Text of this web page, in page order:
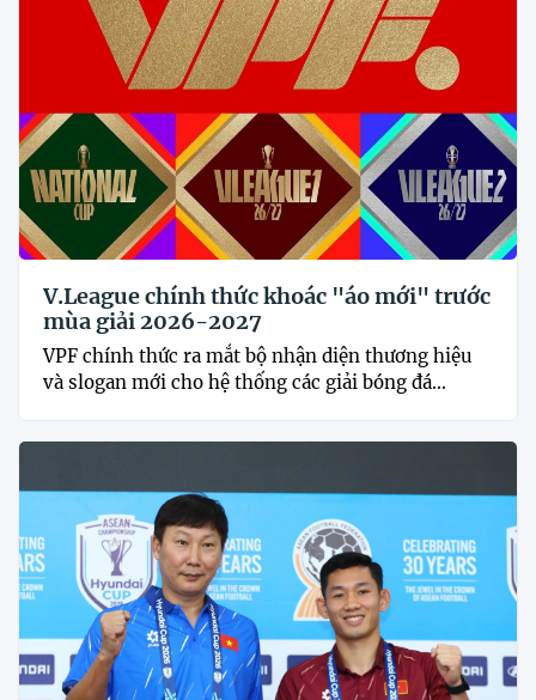
V.League chính thức khoác "áo mới" trước
mùa giải 2026-2027
VPF chính thức ra mắt bộ nhận diện thương hiệu
và slogan mới cho hệ thống các giải bóng đá...